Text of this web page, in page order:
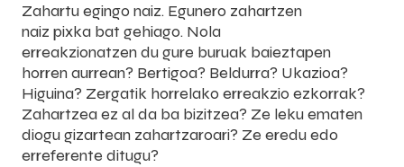
Zahartu egingo naiz. Egunero zahartzen
naiz pixka bat gehiago. Nola
erreakzionatzen du gure buruak baieztapen
horren aurrean? Bertigoa? Beldurra? Ukazioa?
Higuina? Zergatik horrelako erreakzio ezkorrak?
Zahartzea ez al da ba bizitzea? Ze leku ematen
diogu gizartean zahartzaroari? Ze eredu edo
erreferente ditugu?